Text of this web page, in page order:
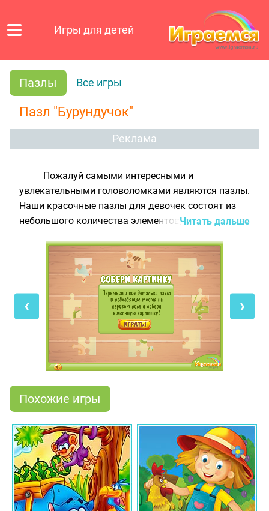
Игры для детей
Пазлы Все игры
Пазл "Бурундучок"
Реклама
Пожалуй самыми интересными и
увлекательными головоломками являются пазлы.
Наши красочные пазлы для девочек состоят из
небольшого количества элементов, что позволяет
пользовательницам интернета. Правила
складывания пазлов очень просты: необходимо
мышкой перетягивать детальки в отведённые для
них места так, чтобы получилась целая картинка.
Теперь можно приступить к игре - собрать пазл с
забавным бурундучком. Как только последняя
деталька встанет на своё место, ты увидишь, как
этот звёрек надувает мыльный пузырь!
Читать дальше
‹ ›
Похожие игры